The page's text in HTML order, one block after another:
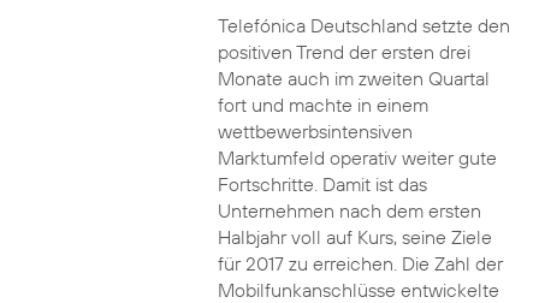
Telefónica Deutschland setzte den
positiven Trend der ersten drei
Monate auch im zweiten Quartal
fort und machte in einem
wettbewerbsintensiven
Marktumfeld operativ weiter gute
Fortschritte. Damit ist das
Unternehmen nach dem ersten
Halbjahr voll auf Kurs, seine Ziele
für 2017 zu erreichen. Die Zahl der
Mobilfunkanschlüsse entwickelte